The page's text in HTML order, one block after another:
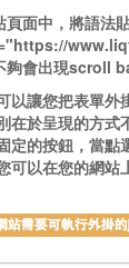
面中，將語法
會出現scroll
讓您把表單外
於呈現的方式
的按鈕，當點
以在您的網站